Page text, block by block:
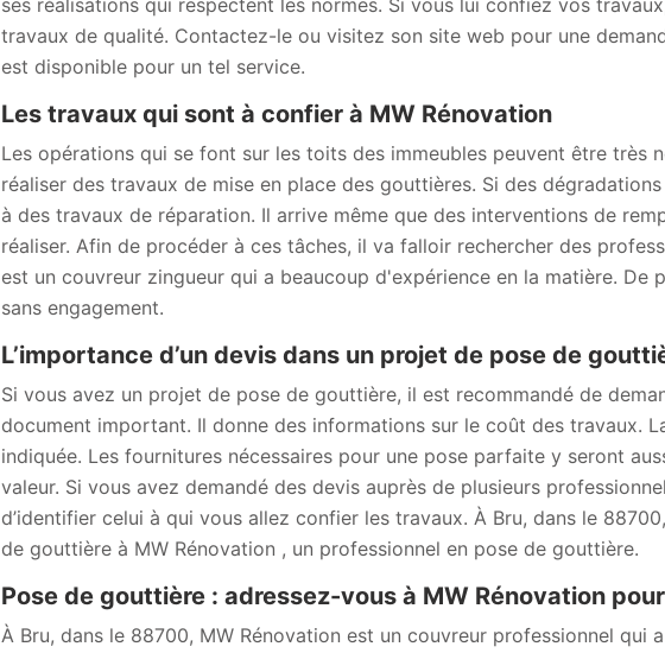
ses réalisations qui respectent les normes. Si vous lui confiez vos
travaux de qualité. Contactez-le ou visitez son site web pour une
est disponible pour un tel service.
Les travaux qui sont à confier à MW Rénovation
Les opérations qui se font sur les toits des immeubles peuvent être très
réaliser des travaux de mise en place des gouttières. Si des
à des travaux de réparation. Il arrive même que des interventions de
réaliser. Afin de procéder à ces tâches, il va falloir rechercher des
est un couvreur zingueur qui a beaucoup d'expérience en la matière. De
sans engagement.
L’importance d’un devis dans un projet de pose de
Si vous avez un projet de pose de gouttière, il est recommandé de
document important. Il donne des informations sur le coût des travaux.
indiquée. Les fournitures nécessaires pour une pose parfaite y seront
valeur. Si vous avez demandé des devis auprès de plusieurs
d’identifier celui à qui vous allez confier les travaux. À Bru, dans le
de gouttière à MW Rénovation , un professionnel en pose de gouttière.
Pose de gouttière : adressez-vous à MW Rénovation
À Bru, dans le 88700, MW Rénovation est un couvreur professionnel qui